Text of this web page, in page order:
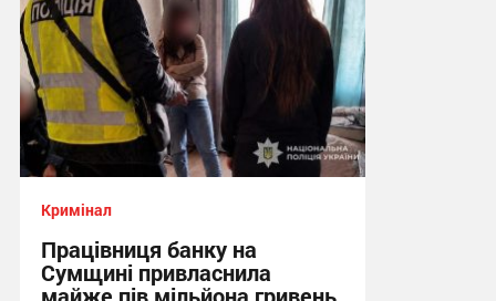
Кримінал
Працівниця банку на
Сумщині привласнила